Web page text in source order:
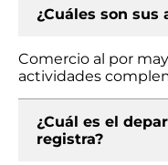
¿Cuáles son sus
Comercio al por
actividades
¿Cuál es el
registra?